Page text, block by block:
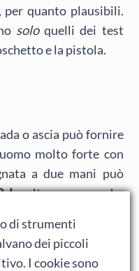
per quanto plausibili.
soloquelli dei test
e la pistola.
o ascia può fornire
molto forte con
a due mani può
Jo oltre, come anche
di strumenti
dei piccoli
I cookie sono